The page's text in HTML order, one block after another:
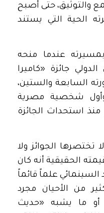
والتوثيق، حتى أصبح
الحية التي يستند
عندما منحه
جائزة «كاميرا
السابعة والستين،
شخصية مصرية
منذ استحداث الجائزة
الجوائز ولا
الحقيقية أنه كان
السينمائي علماً قائماً
من الأحيان مجرد
أو ما يشبه «حديث